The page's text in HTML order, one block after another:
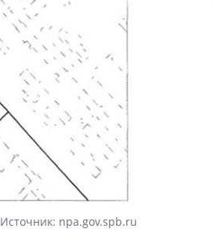
Источник: npa.gov.spb.ru